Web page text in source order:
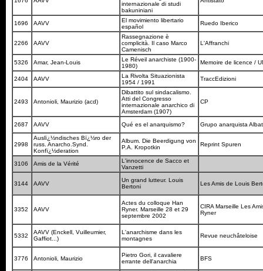
internazionale di studi
bakuniniani
1696 AAVV
El movimiento libertario
español
Ruedo Iberico
2266 AAVV
Rassegnazione è
complicità. Il caso Marco
Camenisch
L'Affranchi
5326 Amar, Jean-Louis
Le Réveil anarchiste (1900-
1980)
Memoire de licence /
2404 AAVV
La Rivolta Situazionista
1954 / 1991
TraccEdizioni
2493 Antonioli, Maurizio (acd)
Dibattito sul sindacalismo.
Atti del Congresso
internazionale anarchico di
Amsterdam (1907)
CP
2687 AAVV Qué es el anarquismo? Grupo anarquista
2998
Auslï¿½ndisches Bï¿½ro der
russ. Anarcho.Synd.
Konfï¿½deration
Album. Die Beerdigung von
P.A. Kropotkin
Reprint Spuren
3106 Amis de la Vérité
L'innocence de Sacco et
Vanzetti
3144 AAVV
Un grand lutteur. Louis
Bertoni
Les Amis de Louis
3352 AAVV
Actes du colloque Han
Ryner. Marseille 28 et 29
septembre 2002
CIRA Marseille Les
Ryner
5332
AAVV (Enckell, Vuilleumier,
Gaffiot...)
L'anarchisme dans les
montagnes
Revue neuchâteloise
3776 Antonioli, Maurizio
Pietro Gori, il cavaliere
errante dell'anarchia
BFS